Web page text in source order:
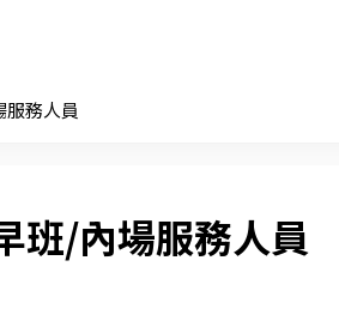
務人員
班/內場服務人員